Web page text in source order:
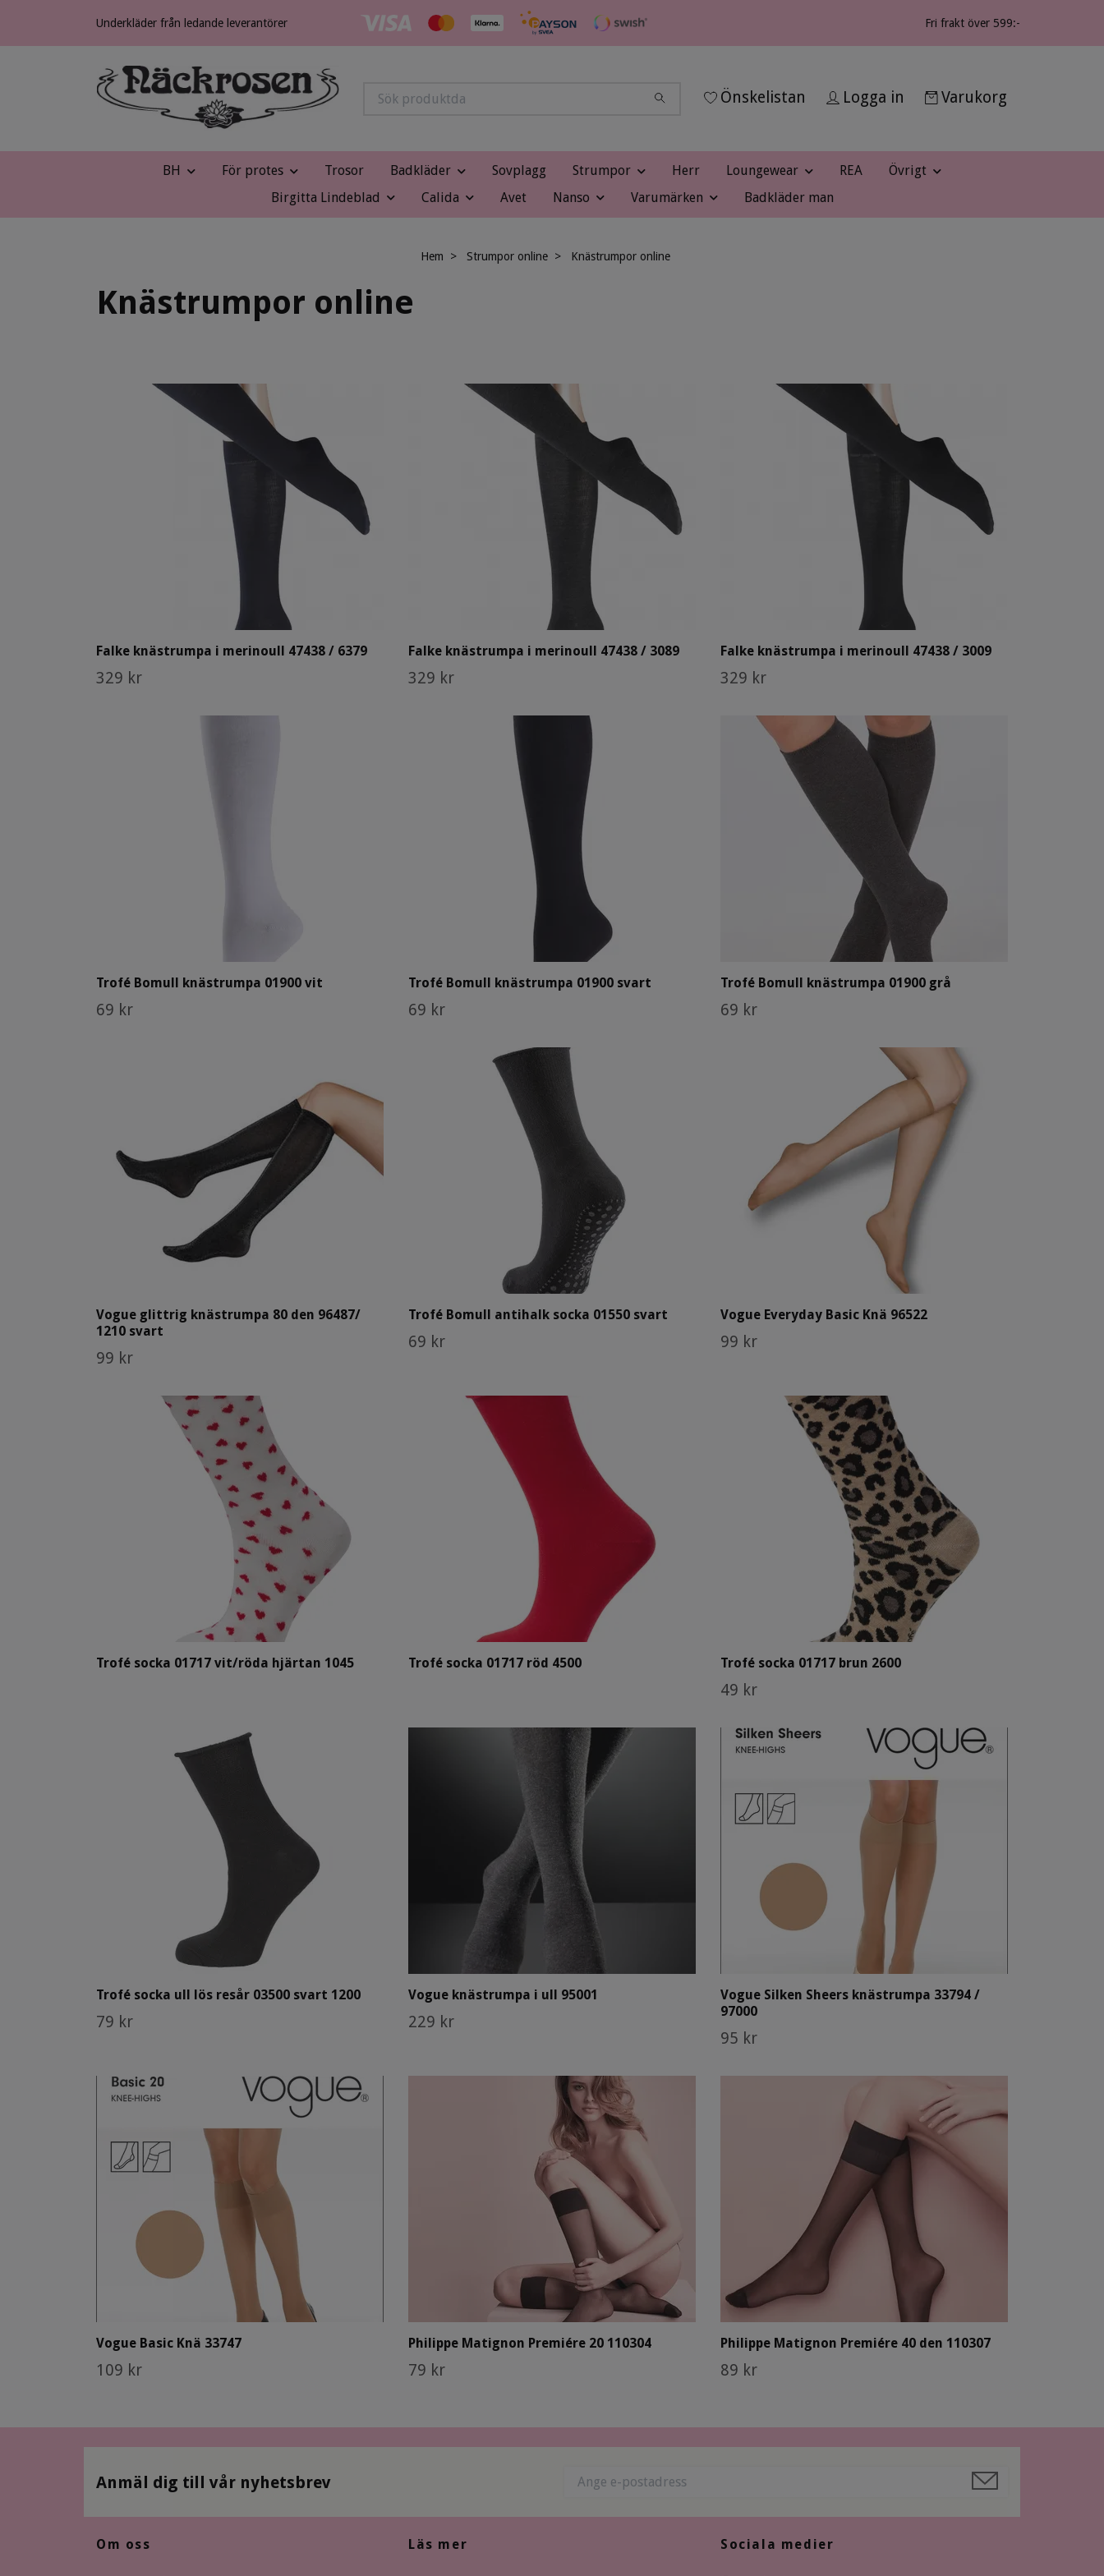
Underkläder från ledande leverantörer Fri frakt över 599:-
Önskelistan Logga in Varukorg
BH För protes Trosor Badkläder Sovplagg Strumpor Herr Loungewear REA
Övrigt
Birgitta Lindeblad
Calida Avet Nanso Varumärken Badkläder man
Hem Strumpor online Knästrumpor online
Knästrumpor online
Falke knästrumpa i merinoull 47438 / 6379
329 kr
Falke knästrumpa i merinoull 47438 / 3089
329 kr
Falke knästrumpa i merinoull 47438 / 3009
329 kr
Trofé Bomull knästrumpa 01900 vit
69 kr
Trofé Bomull knästrumpa 01900 svart
69 kr
Trofé Bomull knästrumpa 01900 grå
69 kr
Vogue glittrig knästrumpa 80 den 96487/
1210 svart
99 kr
Trofé Bomull antihalk socka 01550 svart
69 kr
Vogue Everyday Basic Knä 96522
99 kr
Trofé socka 01717 vit/röda hjärtan 1045 Trofé socka 01717 röd 4500 Trofé socka 01717 brun 2600
49 kr
Trofé socka ull lös resår 03500 svart 1200
79 kr
Vogue knästrumpa i ull 95001
229 kr
Vogue Silken Sheers knästrumpa 33794 /
97000
95 kr
Vogue Basic Knä 33747
109 kr
Philippe Matignon Premiére 20 110304
79 kr
Philippe Matignon Premiére 40 den 110307
89 kr
Anmäl dig till vår nyhetsbrev
Om oss Läs mer Sociala medier